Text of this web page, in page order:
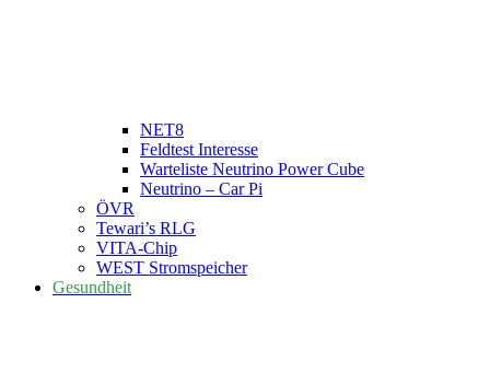
NET8
Feldtest Interesse
Warteliste Neutrino Power Cube
Neutrino – Car Pi
ÖVR
Tewari’s RLG
VITA-Chip
WEST Stromspeicher
Gesundheit